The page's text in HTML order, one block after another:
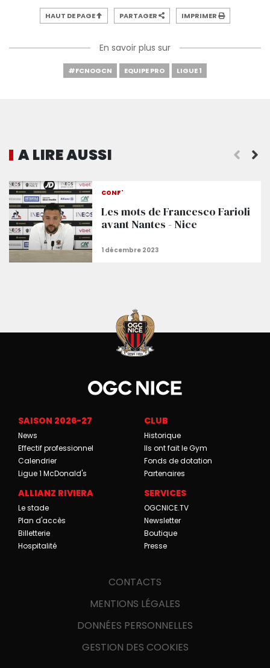
HAUT DE PAGE PARTAGER IMPRIMER
En savoir plus sur
#FCNOGCN EQUIPE PRO LIGUE 1
A LIRE AUSSI
CONF'
Les mots de Francesco Farioli
avant Nantes - Nice
Nantes - Nice fixé
SAISON 2026-27
News
Effectif professionnel
Calendrier
Ligue 1 McDonald's
CLUB
Historique
Ils ont fait le Gym
Fonds de dotation
Partenaires
ALLIANZ RIVIERA
Le stade
Plan d'accès
Billetterie
Hospitalité
SERVICES
OGCNICE.TV
Newsletter
Boutique
Presse
CONTACTS
MENTIONS LÉGALES
DONNÉES PERSONNELLES
GESTION DES COOKIES